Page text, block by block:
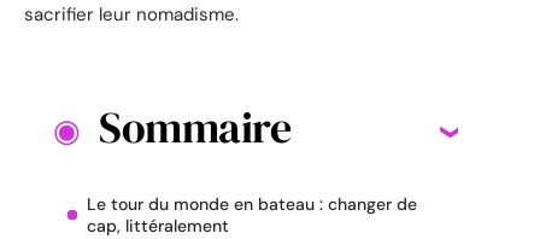
sacrifier leur nomadisme.
Sommaire
Le tour du monde en bateau : changer de
cap, littéralement